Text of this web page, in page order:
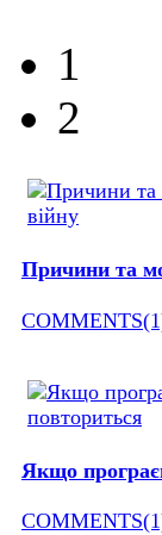
1
2
Причини та
Якщо